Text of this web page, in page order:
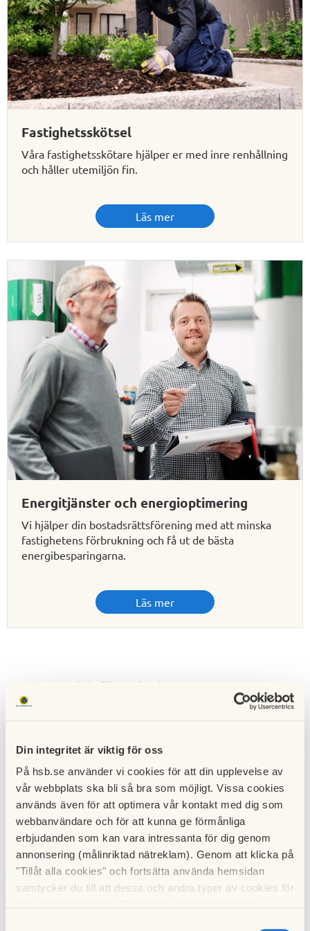
Din integritet är viktig för oss
På hsb.se använder vi cookies för att din upplevelse av
vår webbplats ska bli så bra som möjligt. Vissa cookies
används även för att optimera vår kontakt med dig som
webbanvändare och för att kunna ge förmånliga
erbjudanden som kan vara intressanta för dig genom
annonsering (målinriktad nätreklam). Genom att klicka på
"Tillåt alla cookies" och fortsätta använda hemsidan
samtycker du till att dessa och andra typer av cookies för
Fastighetsskötsel
Våra fastighetsskötare hjälper er med inre renhållning
och håller utemiljön fin.
Läs mer
Energitjänster och energioptimering
Vi hjälper din bostadsrättsförening med att minska
fastighetens förbrukning och få ut de bästa
energibesparingarna.
Läs mer
Ekonomisk förvaltning
annat redovisning, fakturor och arvodeshantering för
bostadsrättsföreningar. Så du kan tryggt lämna över
allt tidsödande arbete till oss.
Tekniska tjänster
När det handlar om tekniska tjänster, som att lägga
upp underhållsplaner , projektleda större renoveringar
som till exempelstambyte eller göra en förstudie för